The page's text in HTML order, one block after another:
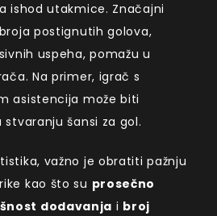
ishod utakmice. Značajni
postignutih golova,
uspeha, pomažu u
Na primer, igrač s
asistencija može biti
šansi za gol.
važno je obratiti pažnju
kao što su prosečno
dodavanja i broj